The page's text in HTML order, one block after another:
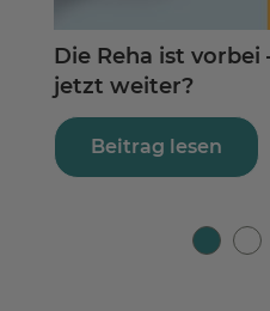
Die Reha ist vorbei
jetzt weiter?
Beitrag lesen